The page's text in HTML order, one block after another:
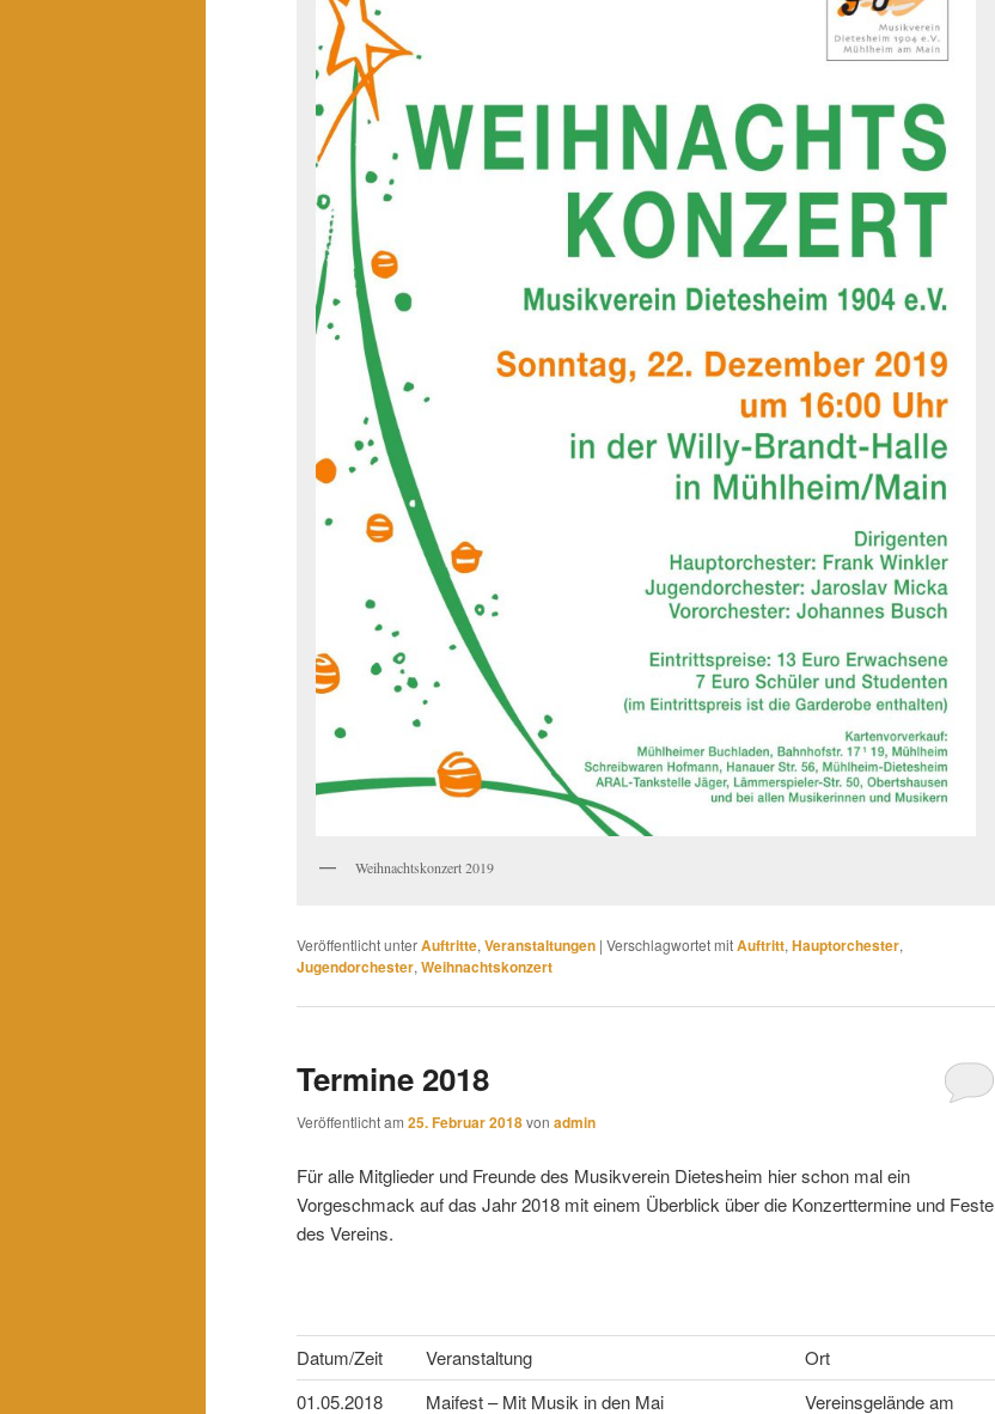
Weihnachtskonzert 2019
Veröffentlicht unterAuftritte, Veranstaltungen | Verschlagwortet mitAuftritt, Hauptorchester,
Jugendorchester, Weihnachtskonzert
Termine 2018
Veröffentlicht am 25. Februar 2018von admin
Für alle Mitglieder und Freunde des Musikverein Dietesheim hier schon mal ein
Vorgeschmack auf das Jahr 2018 mit einem Überblick über die Konzerttermine und Feste
des Vereins.
Datum/Zeit Veranstaltung
Ort
01.05.2018
Maifest – Mit Musik in den Mai Vereinsgelände am